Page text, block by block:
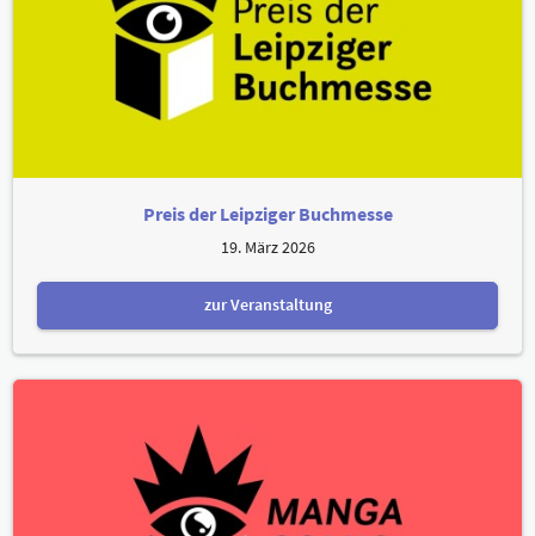
Preis der Leipziger Buchmesse
19. März 2026
zur Veranstaltung